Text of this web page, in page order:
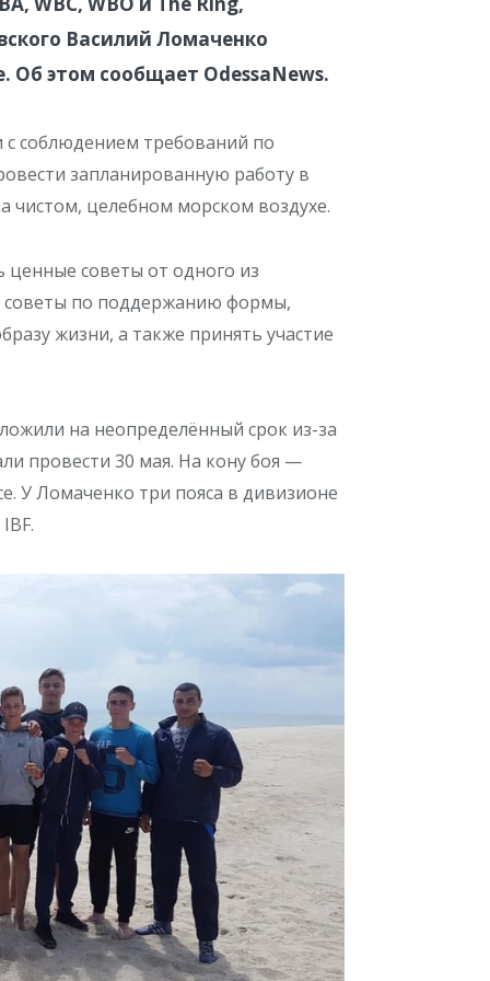
Василий Ломаченко
Об этом сообщает ОdessaNews.
с соблюдением требований по
запланированную работу в
целебном морском воздухе.
советы от одного из
советы по поддержанию формы,
жизни, а также принять участие
на неопределённый срок из-за
провести 30 мая. На кону боя —
У Ломаченко три пояса в дивизионе